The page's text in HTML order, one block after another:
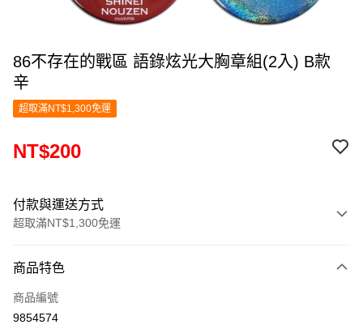
86不存在的戰區 語錄炫光大胸章組(2入) B款
辛
超取滿NT$1,300免運
NT$200
付款與運送方式
超取滿NT$1,300免運
信用卡一次付款
超商取貨付款
商品特色
商品編號
9854574